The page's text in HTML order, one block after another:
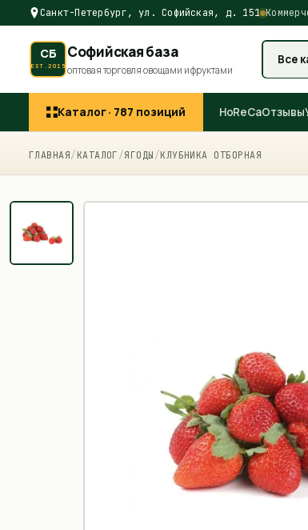
Санкт-Петербург, ул. Софийская, д. 151
СБ
EST.2015
Софийская база
оптовая торговля овощами и фруктами
Все
Каталог · 787 позиций HoReCaОтзывы
ГЛАВНАЯ/ КАТАЛОГ /ЯГОДЫ /КЛУБНИКА ОТБОРНАЯ